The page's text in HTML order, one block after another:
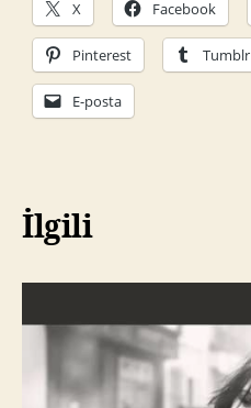
X Facebook
Pinterest Tumblr
E-posta
İlgili